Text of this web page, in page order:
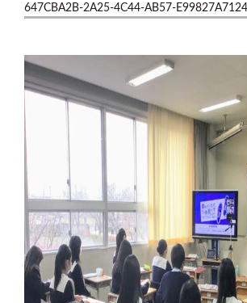
647CBA2B-2A25-4C44-AB57-